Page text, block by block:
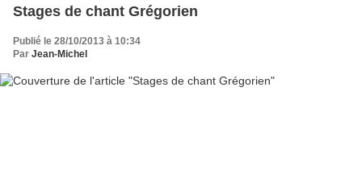
Stages de chant Grégorien
Publié le 28/10/2013 à 10:34
Par Jean-Michel